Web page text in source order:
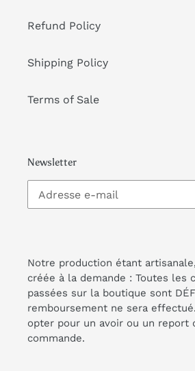
Refund Policy
Shipping Policy
Terms of Sale
Newsletter
Notre production étant
créée à la demande : Toutes les
passées sur la boutique sont
remboursement ne sera
opter pour un avoir ou un report
commande.